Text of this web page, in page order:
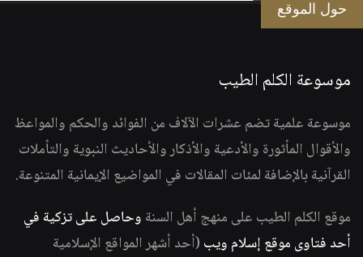
حول الموقع
موسوعة الكلم الطيب
موسوعة علمية تضم عشرات الآلاف من الفوائد والحكم والمواعظ
والأقوال المأثورة والأدعية والأذكار والأحاديث النبوية والتأملات
القرآنية بالإضافة لمئات المقالات في المواضيع الإيمانية المتنوعة.
موقع الكلم الطيب على منهج أهل السنة وحاصل على تزكية في
أحد فتاوى موقع إسلام ويب (أحد أشهر المواقع الإسلامية